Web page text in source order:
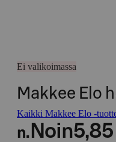
Ei valikoimassa
Makkee Elo
Kaikki Makkee Elo -
n. Noin